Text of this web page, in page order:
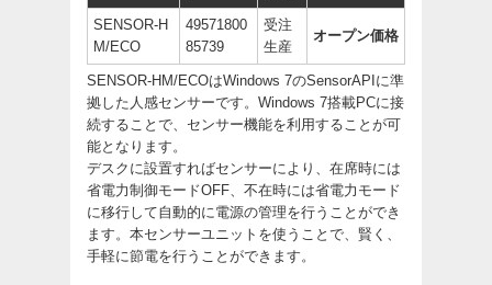
SENSOR-H
M/ECO
49571800
85739
受注
生産
オープン価格
SENSOR-HM/ECOはWindows 7のSensorAPIに準
拠した人感センサーです。Windows 7搭載PCに接
続することで、センサー機能を利用することが可
能となります。
デスクに設置すればセンサーにより、在席時には
省電力制御モードOFF、不在時には省電力モード
に移行して自動的に電源の管理を行うことができ
ます。本センサーユニットを使うことで、賢く、
手軽に節電を行うことができます。